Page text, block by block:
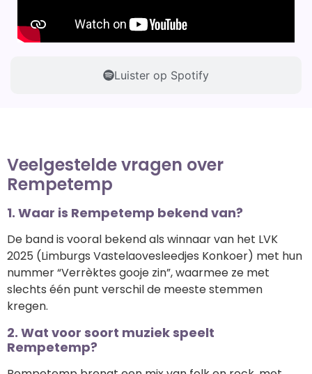
Luister op Spotify
Veelgestelde vragen over
Rempetemp
1. Waar is Rempetemp bekend van?
De band is vooral bekend als winnaar van het LVK
2025 (Limburgs Vastelaovesleedjes Konkoer) met hun
nummer “Verrèktes gooje zin”, waarmee ze met
slechts één punt verschil de meeste stemmen
kregen.
2. Wat voor soort muziek speelt
Rempetemp?